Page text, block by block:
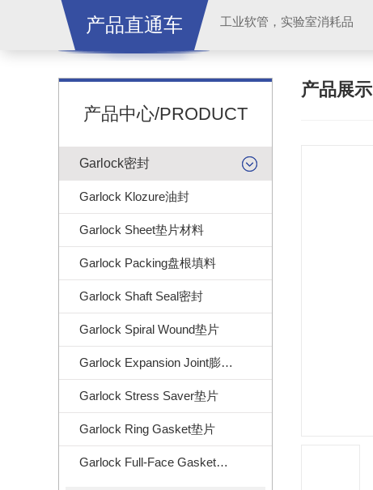
产品直通车 工业软管，实验室消耗品
产品中心/PRODUCT
Garlock密封
Garlock Klozure油封
Garlock Sheet垫片材料
Garlock Packing盘根填料
Garlock Shaft Seal密封
Garlock Spiral Wound垫片
Garlock Expansion Joint膨胀节
Garlock Stress Saver垫片
Garlock Ring Gasket垫片
Garlock Full-Face Gasket垫片
产品展示